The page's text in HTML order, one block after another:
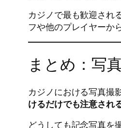
カジノで最も歓迎され
フや他のプレイヤーか
まとめ：写
カジノにおける写真撮
けるだけでも注意され
どうしても記念写真を